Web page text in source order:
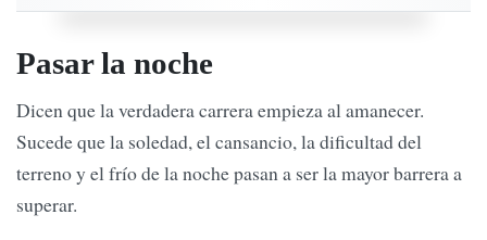
Pasar la noche
Dicen que la verdadera carrera empieza al amanecer.
Sucede que la soledad, el cansancio, la dificultad del
terreno y el frío de la noche pasan a ser la mayor barrera a
superar.